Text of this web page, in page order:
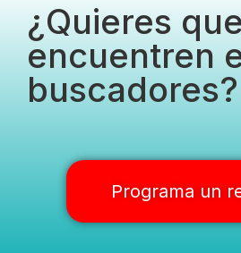
¿Quieres
encuentren
buscadores?
Programa un